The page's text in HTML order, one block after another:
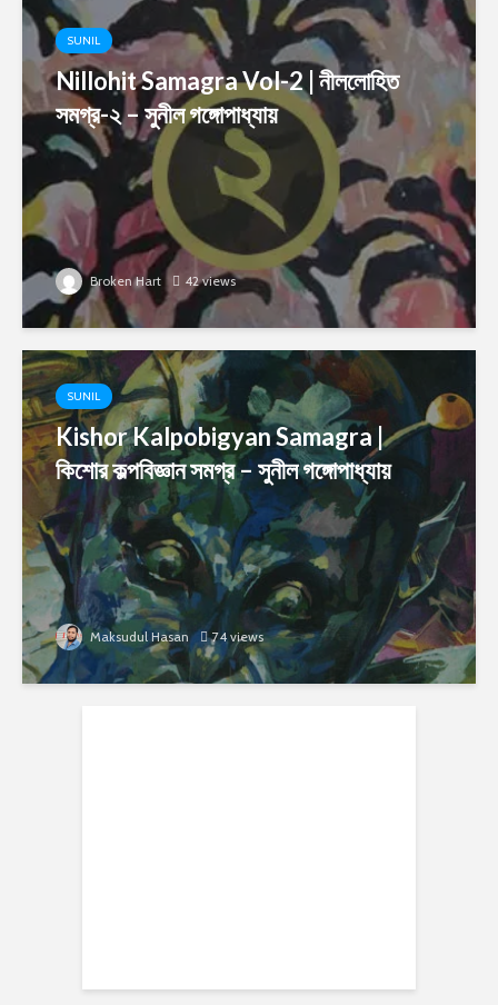
SUNIL
Nillohit Samagra Vol-2 | নীললোহিত
সমগ্র-২ – সুনীল গঙ্গোপাধ্যায়
Broken Hart 42 views
SUNIL
Kishor Kalpobigyan Samagra |
কিশোর কল্পবিজ্ঞান সমগ্র – সুনীল গঙ্গোপাধ্যায়
Maksudul Hasan 74 views